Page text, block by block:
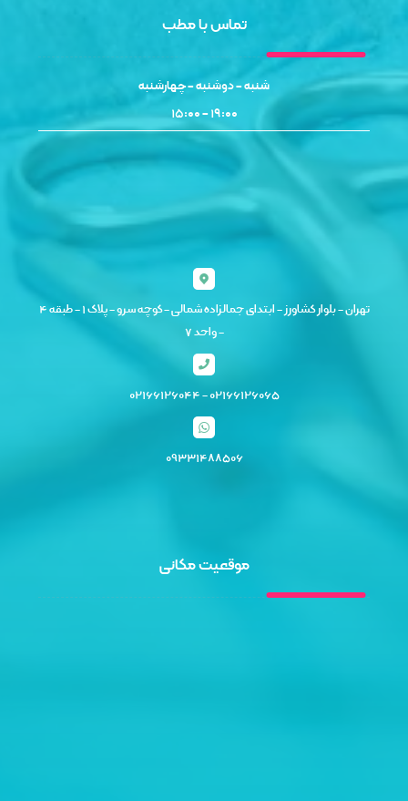
تماس با مطب
شنبه - دوشنبه - چهارشنبه
۱۹:۰۰ - ۱۵:۰۰
تهران - بلوار کشاورز - ابتدای جمالزاده شمالی - کوچه سرو - پلاک ۱ - طبقه ۴
- واحد ۷
۰۲۱۶۶۱۲۶۰۶۵ - ۰۲۱۶۶۱۲۶۰۴۴
۰۹۳۳۱۴۸۸۵۰۶
موقعیت مکانی